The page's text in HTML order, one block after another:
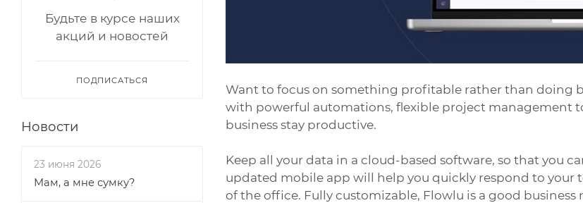
Want to focus on something profitable rather than doing
with powerful automations, flexible project management
business stay productive.
Keep all your data in a cloud-based software, so that you
updated mobile app will help you quickly respond to your
of the office. Fully customizable, Flowlu is a good
Будьте в курсе наших
акций и новостей
ПОДПИСАТЬСЯ
Новости
23 июня 2026
Мам, а мне сумку?